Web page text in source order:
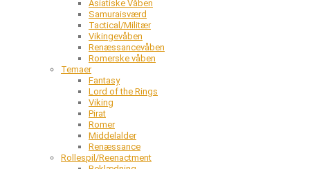
Asiatiske Våben
Samuraisværd
Tactical/Militær
Vikingevåben
Renæssancevåben
Romerske våben
Temaer
Fantasy
Lord of the Rings
Viking
Pirat
Romer
Middelalder
Renæssance
Rollespil/Reenactment